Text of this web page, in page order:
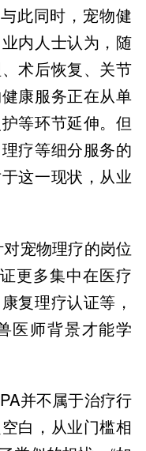
此同时，宠物健
内人士认为，随
术后恢复、关节
康服务正在从单
等环节延伸。但
疗等细分服务的
这一现状，从业
宠物理疗的岗位
更多集中在医疗
复理疗认证等，
医师背景才能学
并不属于治疗行
白，从业门槛相